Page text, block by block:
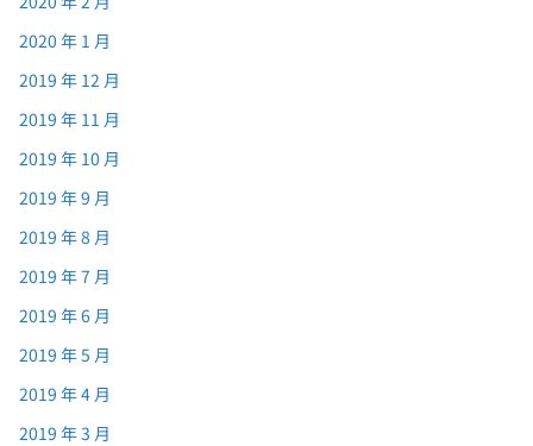
2020 年 1 月
2019 年 12 月
2019 年 11 月
2019 年 10 月
2019 年 9 月
2019 年 8 月
2019 年 7 月
2019 年 6 月
2019 年 5 月
2019 年 4 月
2019 年 3 月